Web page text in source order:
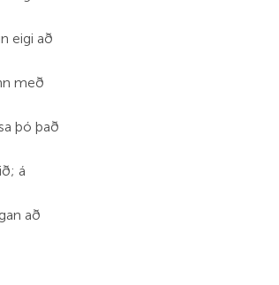
eigi að
með
þó það
á
að